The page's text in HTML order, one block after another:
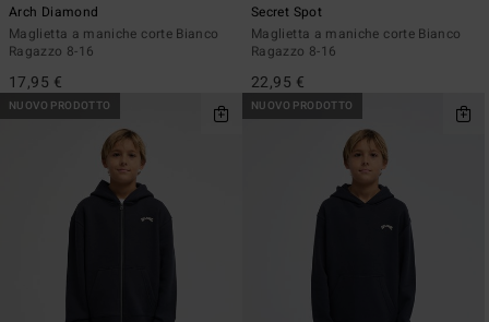
Arch Diamond
Maglietta a maniche corte Bianco
Ragazzo 8-16
17,95 €
Secret Spot
Maglietta a maniche corte Bianco
Ragazzo 8-16
22,95 €
NUOVO PRODOTTO NUOVO PRODOTTO